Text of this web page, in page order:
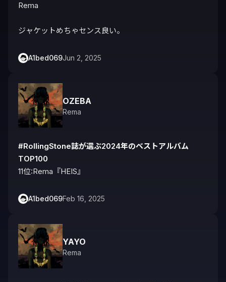
Rema
ジャケットめちゃセンス良い。
A1bed069Jun 2, 2025
OZEBA
Rema
#RollingStone誌が選ぶ2024年のベストアルバム
TOP100
11位:Rema『HEIS』
A1bed069Feb 16, 2025
YAYO
Rema